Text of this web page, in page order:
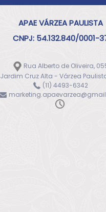
APAE VÁRZEA PAULISTA
CNPJ: 54.132.840/0001-
Rua Alberto de Oliveira,
Jardim Cruz Alta - Várzea
(11) 4493-6342